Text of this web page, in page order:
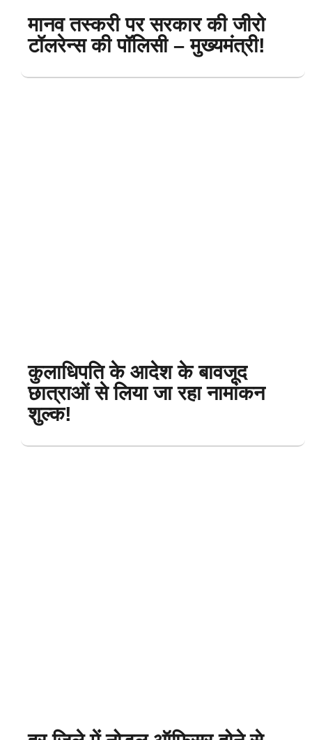
मानव तस्करी पर सरकार की जीरो
टॉलरेन्स की पॉलिसी – मुख्यमंत्री!
कुलाधिपति के आदेश के बावजूद
छात्राओं से लिया जा रहा नामांकन
शुल्क!